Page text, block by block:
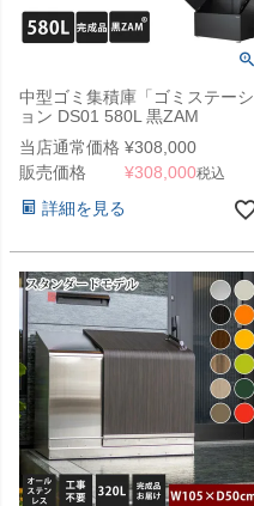
中型ゴミ集積庫「ゴミステーシ
ョン DS01 580L 黒ZAM
W1200×D600×H1000mm」
（YHC）
当店通常価格 ¥308,000
販売価格
¥308,000税込
詳細を見る